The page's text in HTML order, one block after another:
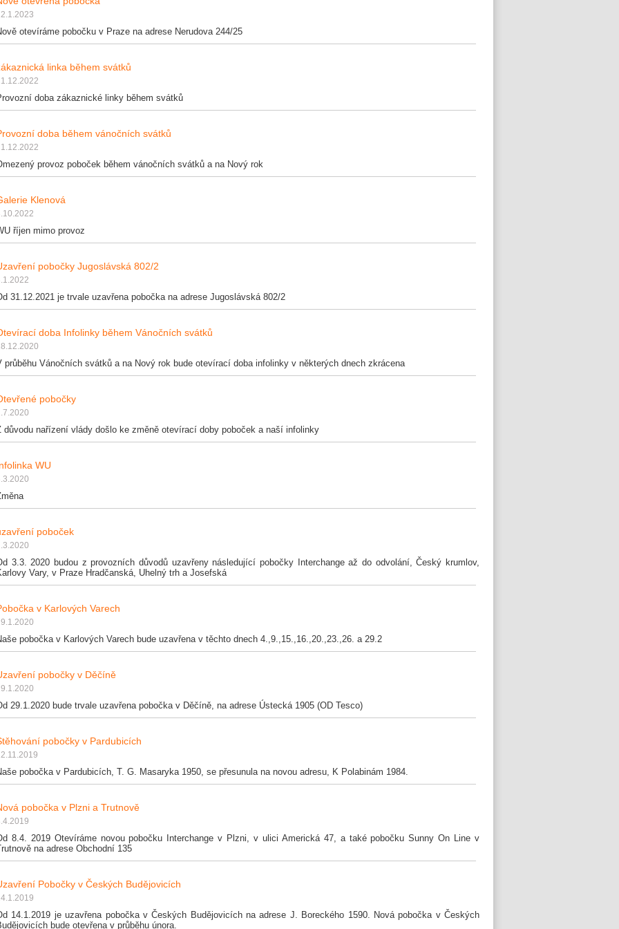
otevíráme pobočku v Praze na adrese Nerudova 244/25
linka během svátků
doba zákaznické linky během svátků
doba během vánočních svátků
provoz poboček během vánočních svátků a na Nový rok
Klenová
říjen mimo provoz
pobočky Jugoslávská 802/2
31.12.2021 je trvale uzavřena pobočka na adrese Jugoslávská 802/2
doba Infolinky během Vánočních svátků
průběhu Vánočních svátků a na Nový rok bude otevírací doba infolinky v některých dnech zkrácena
pobočky
důvodu nařízení vlády došlo ke změně otevírací doby poboček a naší infolinky
WU
poboček
3.3. 2020 budou z provozních důvodů uzavřeny následující pobočky Interchange až do odvolání, Český krumlov,
Vary, v Praze Hradčanská, Uhelný trh a Josefská
v Karlových Varech
pobočka v Karlových Varech bude uzavřena v těchto dnech 4.,9.,15.,16.,20.,23.,26. a 29.2
pobočky v Děčíně
29.1.2020 bude trvale uzavřena pobočka v Děčíně, na adrese Ústecká 1905 (OD Tesco)
pobočky v Pardubicích
pobočka v Pardubicích, T. G. Masaryka 1950, se přesunula na novou adresu, K Polabinám 1984.
pobočka v Plzni a Trutnově
8.4. 2019 Otevíráme novou pobočku Interchange v Plzni, v ulici Americká 47, a také pobočku Sunny On Line v
na adrese Obchodní 135
Pobočky v Českých Budějovicích
14.1.2019 je uzavřena pobočka v Českých Budějovicích na adrese J. Boreckého 1590. Nová pobočka v Českých
bude otevřena v průběhu února.